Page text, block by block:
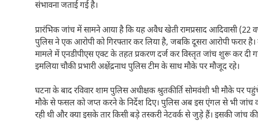
संभावना जताई गई है।
प्रारंभिक जांच में सामने आया है कि यह अवैध खेती रामप्रसाद आदिवासी (22
पुलिस ने एक आरोपी को गिरफ्तार कर लिया है, जबकि दूसरा आरोपी फरार
मामले में एनडीपीएस एक्ट के तहत प्रकरण दर्ज कर विस्तृत जांच शुरू कर दी गई
इमलिया चौकी प्रभारी अक्षेंद्रनाथ पुलिस टीम के साथ मौके पर मौजूद रहे।
घटना के बाद रविवार शाम पुलिस अधीक्षक श्रुतकीर्ति सोमवंशी भी मौके
मौके से फसल को जप्त करने के निर्देश दिए। पुलिस अब इस एंगल से भी जांच
रही थी और क्या इसके तार किसी बड़े तस्करी नेटवर्क से जुड़े हैं। इसकी जांच की